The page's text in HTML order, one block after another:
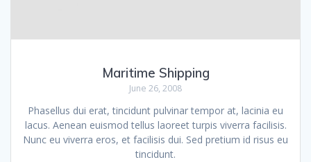
Maritime Shipping
June 26, 2008
Phasellus dui erat, tincidunt pulvinar tempor at, lacinia eu
lacus. Aenean euismod tellus laoreet turpis viverra facilisis.
Nunc eu viverra eros, et facilisis dui. Sed pretium id risus eu
tincidunt.